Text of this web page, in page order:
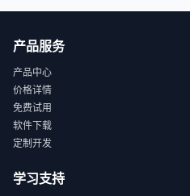
产品服务
产品中心
价格详情
免费试用
软件下载
定制开发
学习支持